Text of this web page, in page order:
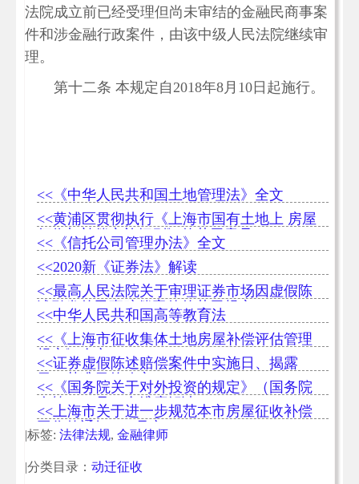
法院成立前已经受理但尚未审结的金融民商事案
件和涉金融行政案件，由该中级人民法院继续审
理。
第十二条 本规定自2018年8月10日起施行。
<<《中华人民共和国土地管理法》全文
<<黄浦区贯彻执行《上海市国有土地上 房屋
征收与补偿实施细则》的若干意见
<<《信托公司管理办法》全文
<<2020新《证券法》解读
<<最高人民法院关于审理证券市场因虚假陈
述引发的民事赔偿案件的若干规定
<<中华人民共和国高等教育法
<<《上海市征收集体土地房屋补偿评估管理
规定》全文
<<证券虚假陈述赔偿案件中实施日、揭露
日、基准日的确定
<<《国务院关于对外投资的规定》（国务院
令第 837 号）全维度解读
<<上海市关于进一步规范本市房屋征收补偿
工作的通知[243号文]
|标签: 法律法规, 金融律师
|分类目录： 动迁征收